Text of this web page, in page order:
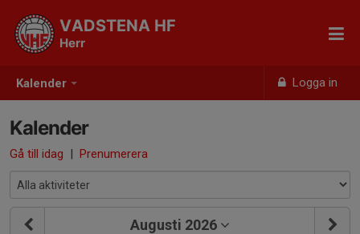
Kalender Logga in
VADSTENA HF
Herr
Kalender
Gå till idag | Prenumerera
Augusti 2026